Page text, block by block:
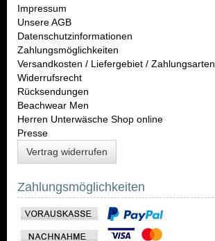
Impressum
Unsere AGB
Datenschutzinformationen
Zahlungsmöglichkeiten
Versandkosten / Liefergebiet / Zahlungsarten
Widerrufsrecht
Rücksendungen
Beachwear Men
Herren Unterwäsche Shop online
Presse
Vertrag widerrufen
Zahlungsmöglichkeiten